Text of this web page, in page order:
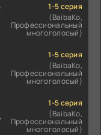
1-5 серия
(BaibaKo,
Профессиональный
многоголосый)
1-5 серия
(BaibaKo,
Профессиональный
многоголосый)
1-5 серия
(BaibaKo,
Профессиональный
многоголосый)